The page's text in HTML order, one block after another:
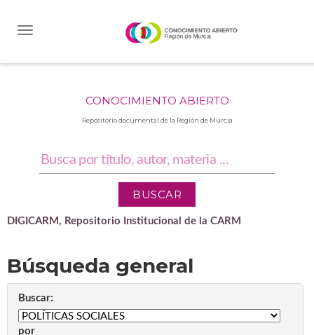
CONOCIMIENTO ABIERTO
Repositorio documental de la Región de Murcia
DIGICARM, Repositorio Institucional de la CARM
Búsqueda general
Buscar:
por